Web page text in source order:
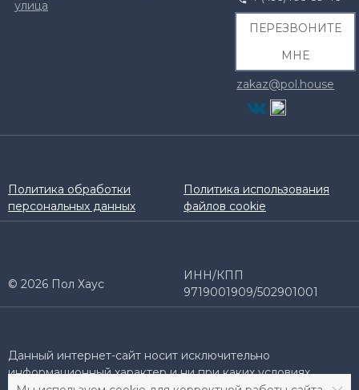
ПЕРЕЗВОНИТЕ
МНЕ
zakaz@pol.house
улица
Политика обработки
персональных данных
Политика использования
файлов cookie
© 2026 Пол Хаус
ИНН/КПП
9719001909/502901001
Данный интернет-сайт носит исключительно
информационный характер и ни при каких условиях